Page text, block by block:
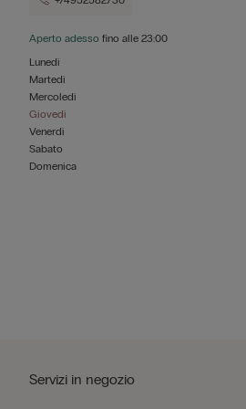
Aperto adesso fino alle 23:00
Lunedì
Martedì
Mercoledì
Giovedì
Venerdì
Sabato
Domenica
Servizi in negozio